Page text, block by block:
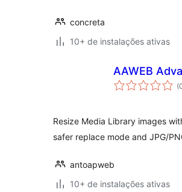
concreta
10+ de instalações ativas
AAWEB
Resize Media Library images
safer replace mode and JPG/
antoapweb
10+ de instalações ativas